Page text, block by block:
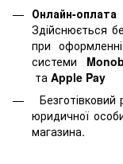
Онлайн-
Здійснюється
при
системи
та Apple Pay
юридичної
магазина.